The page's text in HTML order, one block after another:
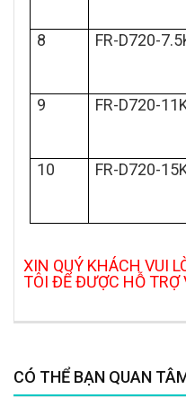
8 FR-D720-
9 FR-D720-
10 FR-D720-
XIN QUÝ KHÁCH VUI
TÔI ĐỂ ĐƯỢC HỖ TRỢ
CÓ THỂ BẠN QUAN